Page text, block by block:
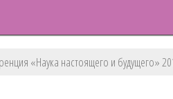
«Наука настоящего и будущего»